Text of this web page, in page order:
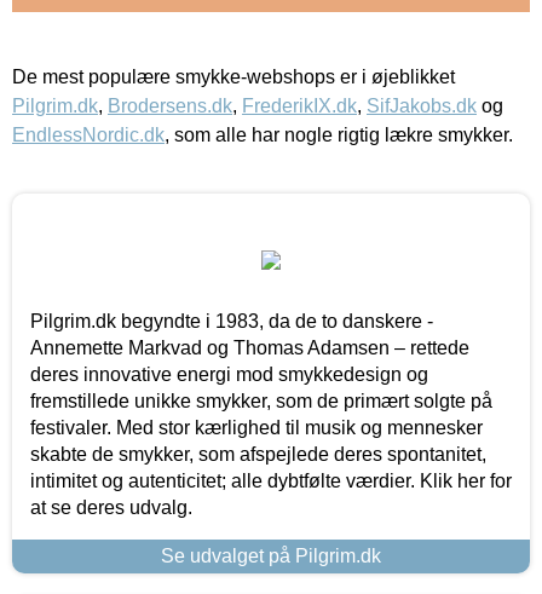
De mest populære smykke-webshops er i øjeblikket
Pilgrim.dk, Brodersens.dk, FrederikIX.dk, SifJakobs.dk og
EndlessNordic.dk, som alle har nogle rigtig lækre smykker.
Pilgrim.dk begyndte i 1983, da de to danskere -
Annemette Markvad og Thomas Adamsen – rettede
deres innovative energi mod smykkedesign og
fremstillede unikke smykker, som de primært solgte på
festivaler. Med stor kærlighed til musik og mennesker
skabte de smykker, som afspejlede deres spontanitet,
intimitet og autenticitet; alle dybtfølte værdier. Klik her for
at se deres udvalg.
Se udvalget på Pilgrim.dk